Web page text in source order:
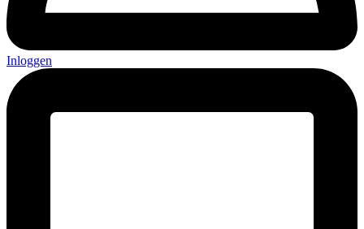
Inloggen